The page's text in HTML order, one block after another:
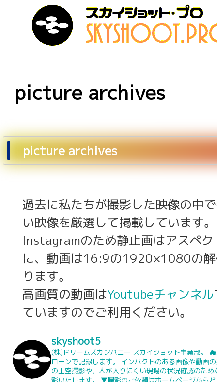
picture archives
picture archives
過去に私たちが撮影した映像の中
い映像を厳選して掲載しています。
Instagramのため静止画はアスペ
に、動画は16:9の1920×1080の
ります。
高画質の動画はYoutubeチャンネル
ていますのでご利用ください。
skyshoot5
(株)ドリームズカンパニー スカイショット事業部。
☁
ローンで記録します。 インパクトのある画像や動画
の上空撮影や、人が入りにくい現場の状況確認のた
影いたします。 ▼撮影のご依頼はホームページから